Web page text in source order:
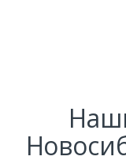
Ваш телефон*